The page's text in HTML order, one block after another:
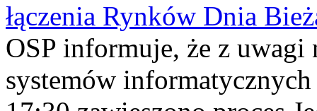
łączenia Rynków Dnia
OSP informuje, że z uwagi
systemów